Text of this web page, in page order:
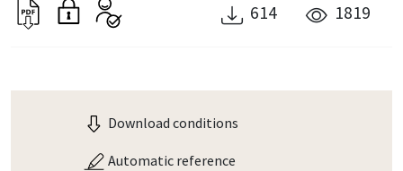
614 1819
Download conditions
Automatic reference